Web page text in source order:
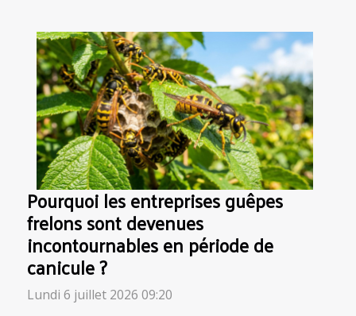
Pourquoi les entreprises guêpes
frelons sont devenues
incontournables en période de
canicule ?
Lundi 6 juillet 2026 09:20